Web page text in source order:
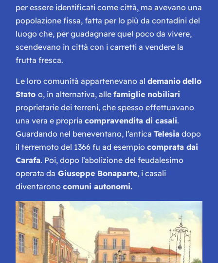
per essere identificati come città, ma avevano una
popolazione fissa, fatta per lo più da contadini del
luogo che, per guadagnare quel poco da vivere,
scendevano in città con i carretti a vendere la
frutta fresca.
Le loro comunità appartenevano al demanio dello
Stato o, in alternativa, alle famiglie nobiliari
proprietarie dei terreni, che spesso effettuavano
una vera e propria compravendita di casali.
Guardando nel beneventano, l’antica Telesia dopo
il terremoto del 1366 fu ad esempio comprata dai
Carafa. Poi, dopo l’abolizione del feudalesimo
operata da Giuseppe Bonaparte, i casali
diventarono comuni autonomi.